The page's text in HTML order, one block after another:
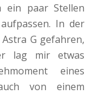
ein paar Stellen
In der
G gefahren,
lag mir etwas
eines
von einem